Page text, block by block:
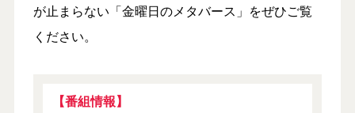
が止まらない「金曜日のメタバース」をぜひご覧
ください。
【番組情報】